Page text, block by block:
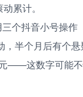
累计。
个抖音小号操
半个月后有个
——这数字可能不